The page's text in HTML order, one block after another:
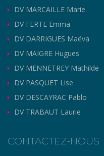
DV MARCAILLE Marie
DV FERTE Emma
DV DARRIGUES Maëva
DV MAIGRE Hugues
DV MENNETREY Mathilde
DV PASQUET Lise
DV DESCAYRAC Pablo
DV TRABAUT Laurie
CONTACTEZ-NOUS